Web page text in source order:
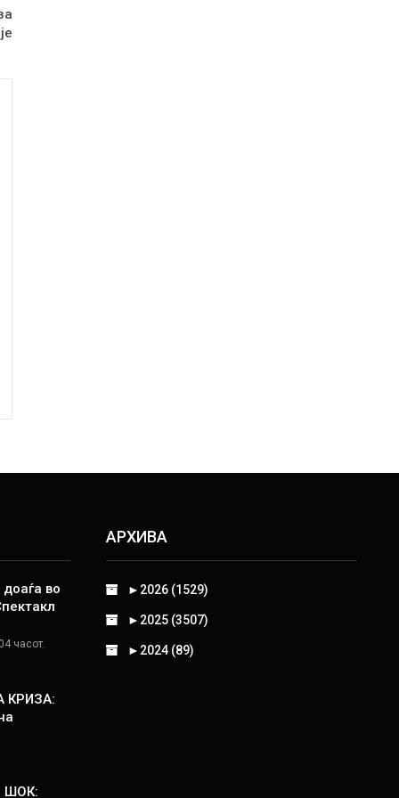
во
часот.
КРИЗА:
ШОК:
АРХИВА
► 2026 (1529)
► 2025 (3507)
► 2024 (89)